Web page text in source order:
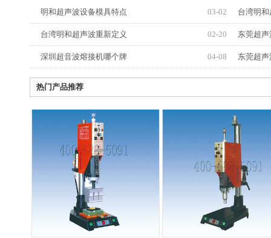
03-02
明和超声波设备模具特点 台湾明
02-20
台湾明和超声波重新定义 东莞超
04-08
深圳超音波熔接机哪个牌 东莞超
热门产品推荐